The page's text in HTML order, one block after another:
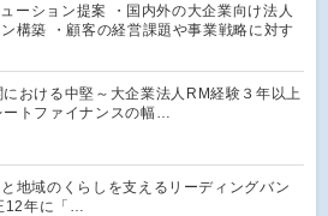
ーション提案 ・国内外の大企業向け法人
構築 ・顧客の経営課題や事業戦略に対す
における中堅～大企業法人RM経験３年以上
ートファイナンスの幅…
と地域のくらしを支えるリーディングバン
年に「…